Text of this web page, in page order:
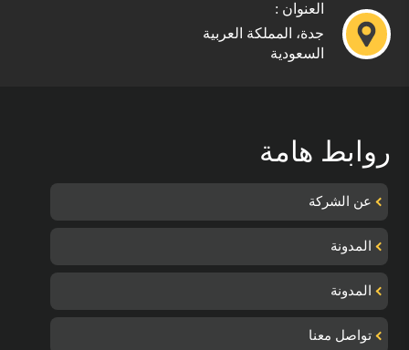
العنوان :
جدة، المملكة العربية
السعودية
روابط هامة
عن الشركة
المدونة
المدونة
تواصل معنا